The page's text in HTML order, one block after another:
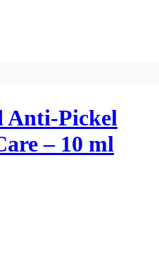
Anti-Pickel
– 10 ml